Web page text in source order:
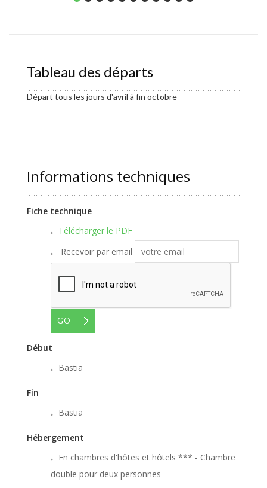
Tableau des départs
Départ tous les jours d'avril à fin octobre
Informations techniques
Fiche technique
Télécharger le PDF
Recevoir par email
GO
Début
Bastia
Fin
Bastia
Hébergement
En chambres d'hôtes et hôtels *** - Chambre
double pour deux personnes